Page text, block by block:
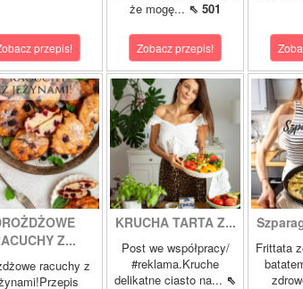
przepis!
że mogę... ⇖ 501
Zobacz przepis!
Z...
racuchy z
KRUCHA TARTA Z...
Post we współpracy/
#reklama.Kruche
delikatne ciasto na... ⇖
Frittata